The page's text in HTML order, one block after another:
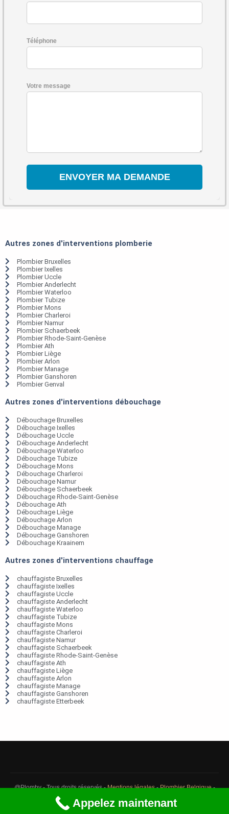
Téléphone
Votre message
Autres zones d'interventions plomberie
Plombier Bruxelles
Plombier Ixelles
Plombier Uccle
Plombier Anderlecht
Plombier Waterloo
Plombier Tubize
Plombier Mons
Plombier Charleroi
Plombier Namur
Plombier Schaerbeek
Plombier Rhode-Saint-Genèse
Plombier Ath
Plombier Liège
Plombier Arlon
Plombier Manage
Plombier Ganshoren
Plombier Genval
Autres zones d'interventions débouchage
Débouchage Bruxelles
Débouchage Ixelles
Débouchage Uccle
Débouchage Anderlecht
Débouchage Waterloo
Débouchage Tubize
Débouchage Mons
Débouchage Charleroi
Débouchage Namur
Débouchage Schaerbeek
Débouchage Rhode-Saint-Genèse
Débouchage Ath
Débouchage Liège
Débouchage Arlon
Débouchage Manage
Débouchage Ganshoren
Débouchage Kraainem
Autres zones d'interventions chauffage
chauffagiste Bruxelles
chauffagiste Ixelles
chauffagiste Uccle
chauffagiste Anderlecht
chauffagiste Waterloo
chauffagiste Tubize
chauffagiste Mons
chauffagiste Charleroi
chauffagiste Namur
chauffagiste Schaerbeek
chauffagiste Rhode-Saint-Genèse
chauffagiste Ath
chauffagiste Liège
chauffagiste Arlon
chauffagiste Manage
chauffagiste Ganshoren
chauffagiste Etterbeek
@Plomby - Tous droits réservés -Mentions légales-Plombier Belgique-
Débouchage Belgique
Appelez maintenant